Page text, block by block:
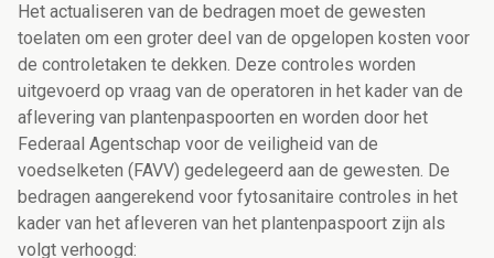
Het actualiseren van de bedragen moet de gewesten
toelaten om een groter deel van de opgelopen kosten voor
de controletaken te dekken. Deze controles worden
uitgevoerd op vraag van de operatoren in het kader van de
aflevering van plantenpaspoorten en worden door het
Federaal Agentschap voor de veiligheid van de
voedselketen (FAVV) gedelegeerd aan de gewesten. De
bedragen aangerekend voor fytosanitaire controles in het
kader van het afleveren van het plantenpaspoort zijn als
volgt verhoogd: